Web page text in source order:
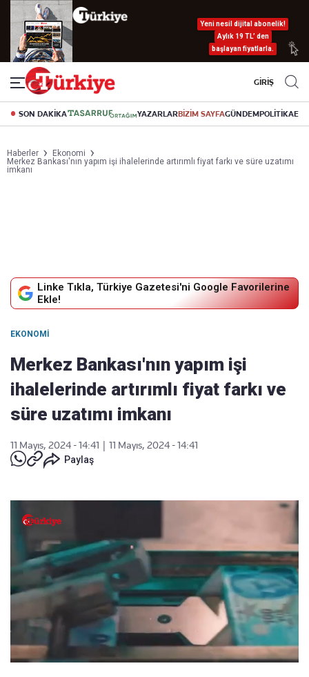
Yeni nesil dijital abonelik!
Aylık 19 TL’ den
başlayan fiyatlarla.
GİRİŞ
SON DAKİKA YAZARLARBİZİM SAYFAGÜNDEMPOLİTİKA
Haberler
Ekonomi
Merkez Bankası'nın yapım işi ihalelerinde artırımlı fiyat farkı ve süre uzatımı
imkanı
Linke Tıkla, Türkiye Gazetesi'ni Google Favorilerine
Ekle!
EKONOMI
Merkez Bankası'nın yapım işi
ihalelerinde artırımlı fiyat farkı ve
süre uzatımı imkanı
11 Mayıs, 2024 - 14:41
11 Mayıs, 2024 - 14:41
Paylaş